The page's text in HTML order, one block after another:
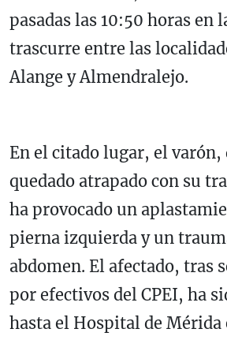
pasadas las 10:50 horas en
trascurre entre las
Alange y Almendralejo.
En el citado lugar, el varón,
quedado atrapado con su
ha provocado un
pierna izquierda y un
abdomen. El afectado, tras
por efectivos del CPEI, ha
hasta el Hospital de Mérida